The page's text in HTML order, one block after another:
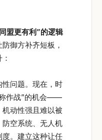
盟更有利”的逻辑
御方补齐短板，
问题。现在，时
作战”的机会——
动性强且难以被
空系统、无人机
。建立这种让任